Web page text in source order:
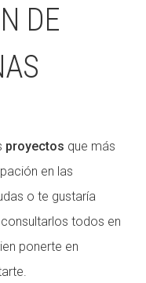
DE
proyectos que más
en las
o te gustaría
todos en
ponerte en